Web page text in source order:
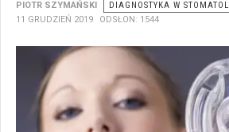
PIOTR SZYMAŃSKI
DIAGNOSTYKA W
11 GRUDZIEŃ 2019
ODSŁON: 1544